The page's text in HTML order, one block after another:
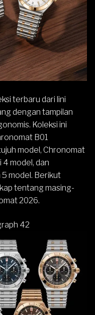
terbaru dari lini
dengan tampilan
Koleksi ini
B01
model, Chronomat
model, dan
model. Berikut
tentang masing-
2026.
42